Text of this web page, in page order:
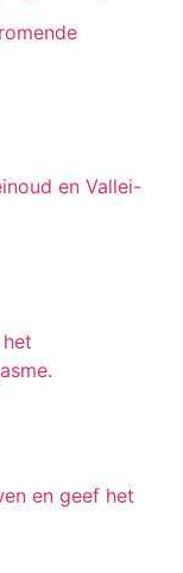
en Vallei-
en geef het